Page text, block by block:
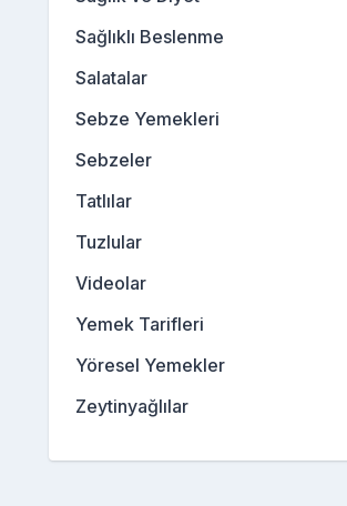
Sağlıklı Beslenme
Salatalar
Sebze Yemekleri
Sebzeler
Tatlılar
Tuzlular
Videolar
Yemek Tarifleri
Yöresel Yemekler
Zeytinyağlılar